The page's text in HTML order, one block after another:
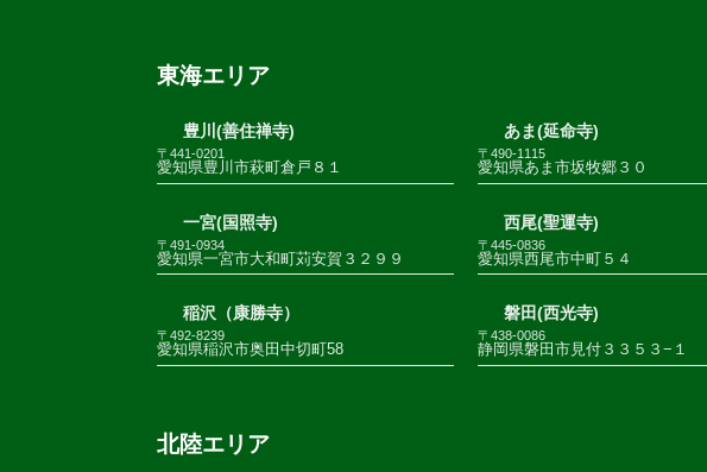
東海エリア
豊川(善住禅寺)
〒441-0201
愛知県豊川市萩町倉戸８１
あま(延命寺)
〒490-1115
愛知県あま市坂牧郷３０
一宮(国照寺)
〒491-0934
愛知県一宮市大和町苅安賀３２９９
西尾(聖運寺)
〒445-0836
愛知県西尾市中町５４
稲沢（康勝寺）
〒492-8239
愛知県稲沢市奥田中切町58
磐田(西光寺)
〒438-0086
静岡県磐田市見付３３５３−１
北陸エリア